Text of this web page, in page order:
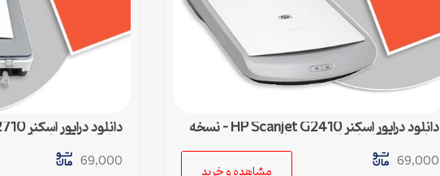
دانلود درایور اسکنر HP Scanjet G2410 – نسخه
نهایی و سازگار با تمام ویندوزها
69,000
مشاهده و خرید
نهایی سازگار با تمام
69,000